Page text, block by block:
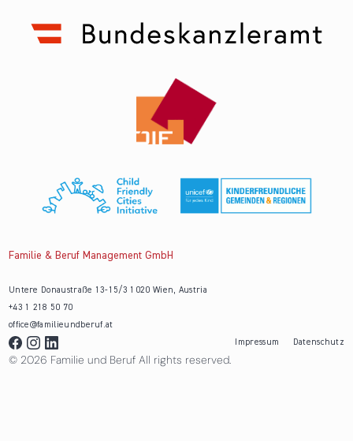
Familie & Beruf Management GmbH
Untere Donaustraße 13-15/3 1020 Wien, Austria
+43 1 218 50 70
office@familieundberuf.at
Impressum
Datenschutz
© 2026 Familie und Beruf All rights reserved.